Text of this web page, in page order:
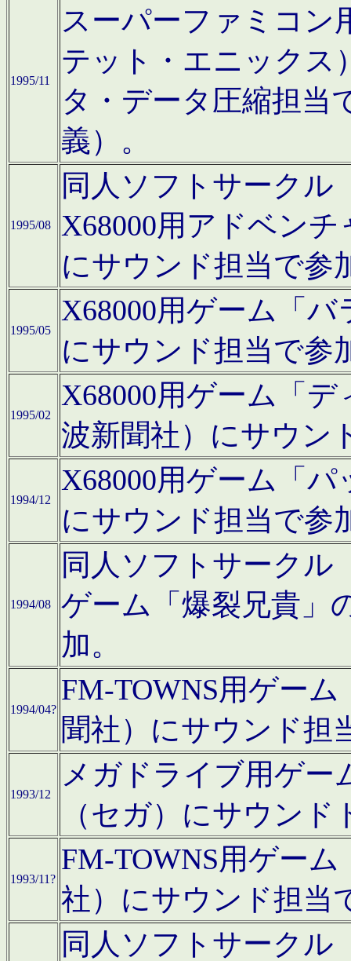
1995/11
スーパーファミコン
テット・エニックス
タ・データ圧縮担当
義）。
1995/08
同人ソフトサークル
X68000用アドベン
にサウンド担当で参
1995/05
X68000用ゲーム「
にサウンド担当で参
1995/02
X68000用ゲーム「
波新聞社）にサウン
1994/12
X68000用ゲーム「
にサウンド担当で参
1994/08
同人ソフトサークル
ゲーム「爆裂兄貴」
加。
1994/04?
FM-TOWNS用ゲー
聞社）にサウンド担
1993/12
メガドライブ用ゲー
（セガ）にサウン
1993/11?
FM-TOWNS用ゲー
社）にサウンド担当
同人ソフトサークル